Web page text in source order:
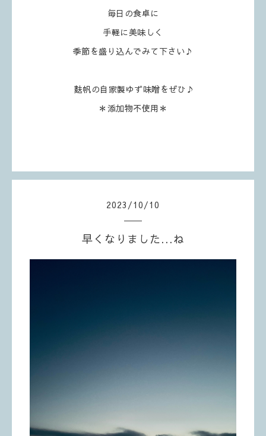
毎日の食卓に
手軽に美味しく
季節を盛り込んでみて下さい♪
麩帆の自家製ゆず味噌をぜひ♪
＊添加物不使用＊
2023 /10/10
早くなりました...ね